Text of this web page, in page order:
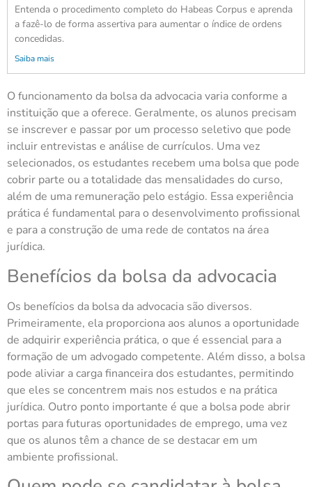
Entenda o procedimento completo do Habeas Corpus e aprenda
a fazê-lo de forma assertiva para aumentar o índice de ordens
concedidas.
Saiba mais
O funcionamento da bolsa da advocacia varia conforme a
instituição que a oferece. Geralmente, os alunos precisam
se inscrever e passar por um processo seletivo que pode
incluir entrevistas e análise de currículos. Uma vez
selecionados, os estudantes recebem uma bolsa que pode
cobrir parte ou a totalidade das mensalidades do curso,
além de uma remuneração pelo estágio. Essa experiência
prática é fundamental para o desenvolvimento profissional
e para a construção de uma rede de contatos na área
jurídica.
Benefícios da bolsa da advocacia
Os benefícios da bolsa da advocacia são diversos.
Primeiramente, ela proporciona aos alunos a oportunidade
de adquirir experiência prática, o que é essencial para a
formação de um advogado competente. Além disso, a bolsa
pode aliviar a carga financeira dos estudantes, permitindo
que eles se concentrem mais nos estudos e na prática
jurídica. Outro ponto importante é que a bolsa pode abrir
portas para futuras oportunidades de emprego, uma vez
que os alunos têm a chance de se destacar em um
ambiente profissional.